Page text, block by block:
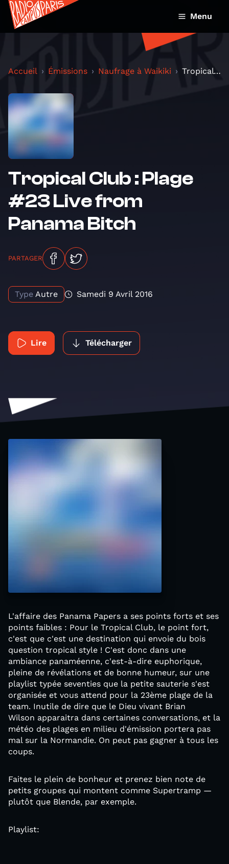
Menu
Accueil Émissions Naufrage à Waikiki Tropical Club : Plage #23 Live from Panama Bitch
Tropical Club : Plage
#23 Live from
Panama Bitch
PARTAGER
Type Autre Samedi 9 Avril 2016
Lire Télécharger
L'affaire des Panama Papers a ses points forts et ses
points faibles : Pour le Tropical Club, le point fort,
c'est que c'est une destination qui envoie du bois
question tropical style ! C'est donc dans une
ambiance panaméenne, c'est-à-dire euphorique,
pleine de révélations et de bonne humeur, sur une
playlist typée seventies que la petite sauterie s'est
organisée et vous attend pour la 23ème plage de la
team. Inutile de dire que le Dieu vivant Brian
Wilson apparaitra dans certaines conversations, et la
météo des plages en milieu d'émission portera pas
mal sur la Normandie. On peut pas gagner à tous les
coups.
Faites le plein de bonheur et prenez bien note de
petits groupes qui montent comme Supertramp —
plutôt que Blende, par exemple.
Playlist: